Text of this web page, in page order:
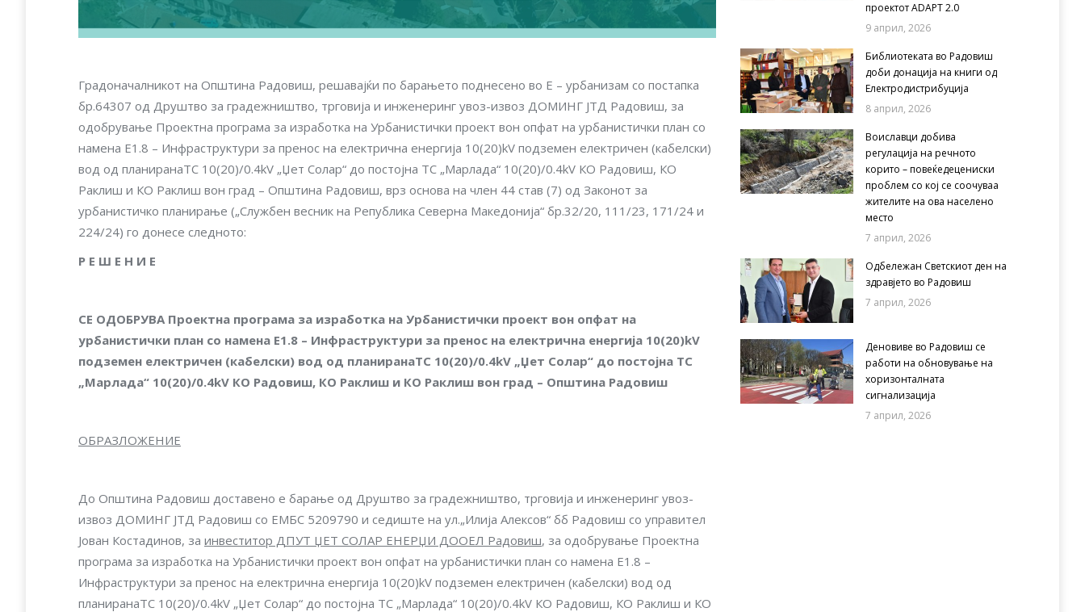
Градоначалникот на Општина Радовиш, решавајќи по барањето поднесено во E – урбанизам со постапка
бр.64307 од Друштво за градежништво, трговија и инженеринг увоз-извоз ДОМИНГ ЈТД Радовиш, за
одобрување Проектна програма за изработка на Урбанистички проект вон опфат на урбанистички план со
намена Е1.8 – Инфраструктури за пренос на електрична енергија 10(20)kV подземен електричен (кабелски)
вод од планиранаTC 10(20)/0.4kV „Џет Солар“ до постојна ТС „Марлада“ 10(20)/0.4kV КО Радовиш, КО
Раклиш и КО Раклиш вон град – Oпштина Радовиш, врз основа на член 44 став (7) од Законот за
урбанистичко планирање („Службен весник на Република Северна Македонија“ бр.32/20, 111/23, 171/24 и
224/24) го донесе следното:
Р Е Ш Е Н И Е
СЕ ОДОБРУВА Проектна програма за изработка на Урбанистички проект вон опфат на
урбанистички план со намена Е1.8 – Инфраструктури за пренос на електрична енергија 10(20)kV
подземен електричен (кабелски) вод од планиранаTC 10(20)/0.4kV „Џет Солар“ до постојна ТС
„Марлада“ 10(20)/0.4kV КО Радовиш, КО Раклиш и КО Раклиш вон град – Oпштина Радовиш
ОБРАЗЛОЖЕНИЕ
До Општина Радовиш доставено е барање од Друштво за градежништво, трговија и инженеринг увоз-
извоз ДОМИНГ ЈТД Радовиш со ЕМБС 5209790 и седиште на ул.„Илија Алексов“ бб Радовиш со управител
Јован Костадинов, за инвеститор ДПУТ ЏЕТ СОЛАР ЕНЕРЏИ ДООЕЛ Радовиш, за одобрување Проектна
програма за изработка на Урбанистички проект вон опфат на урбанистички план со намена Е1.8 –
Инфраструктури за пренос на електрична енергија 10(20)kV подземен електричен (кабелски) вод од
планиранаTC 10(20)/0.4kV „Џет Солар“ до постојна ТС „Марлада“ 10(20)/0.4kV КО Радовиш, КО Раклиш и КО
проектот ADAPT 2.0
9 април, 2026
Библиотеката во Радовиш
доби донација на книги од
Електродистрибуција
8 април, 2026
Воиславци добива
регулација на речното
корито – повеќедецениски
проблем со кој се соочуваа
жителите на ова населено
место
7 април, 2026
Одбележан Светскиот ден на
здравјето во Радовиш
7 април, 2026
Деновиве во Радовиш се
работи на обновување на
хоризонталната
сигнализација
7 април, 2026